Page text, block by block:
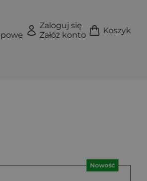
Zaloguj się
Załóż konto
Koszyk
Nowość